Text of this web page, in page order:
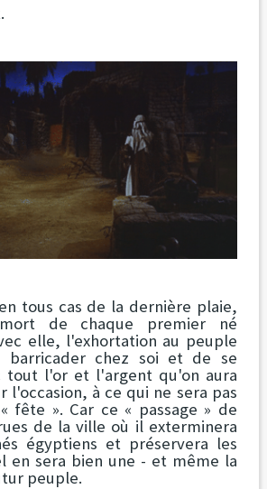
tous cas de la dernière plaie,
de chaque premier né
elle, l'exhortation au peuple
barricader chez soi et de se
tout l'or et l'argent qu'on aura
l'occasion, à ce qui ne sera pas
fête ». Car ce « passage » de
de la ville où il exterminera
égyptiens et préservera les
en sera bien une - et même la
peuple.